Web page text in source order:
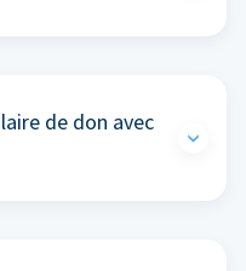
de don avec